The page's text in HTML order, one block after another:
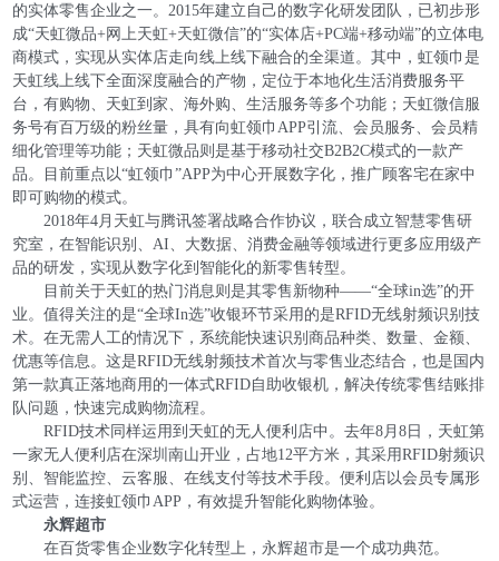
的实体零售企业之一。2015年建立自己的数字化研发团队，已初步形
成“天虹微品+网上天虹+天虹微信”的“实体店+PC端+移动端”的立体电
商模式，实现从实体店走向线上线下融合的全渠道。其中，虹领巾是
天虹线上线下全面深度融合的产物，定位于本地化生活消费服务平
台，有购物、天虹到家、海外购、生活服务等多个功能；天虹微信服
务号有百万级的粉丝量，具有向虹领巾APP引流、会员服务、会员精
细化管理等功能；天虹微品则是基于移动社交B2B2C模式的一款产
品。目前重点以“虹领巾”APP为中心开展数字化，推广顾客宅在家中
即可购物的模式。
2018年4月天虹与腾讯签署战略合作协议，联合成立智慧零售研
究室，在智能识别、AI、大数据、消费金融等领域进行更多应用级产
品的研发，实现从数字化到智能化的新零售转型。
目前关于天虹的热门消息则是其零售新物种——“全球in选”的开
业。值得关注的是“全球In选”收银环节采用的是RFID无线射频识别技
术。在无需人工的情况下，系统能快速识别商品种类、数量、金额、
优惠等信息。这是RFID无线射频技术首次与零售业态结合，也是国内
第一款真正落地商用的一体式RFID自助收银机，解决传统零售结账排
队问题，快速完成购物流程。
RFID技术同样运用到天虹的无人便利店中。去年8月8日，天虹第
一家无人便利店在深圳南山开业，占地12平方米，其采用RFID射频识
别、智能监控、云客服、在线支付等技术手段。便利店以会员专属形
式运营，连接虹领巾APP，有效提升智能化购物体验。
永辉超市
在百货零售企业数字化转型上，永辉超市是一个成功典范。